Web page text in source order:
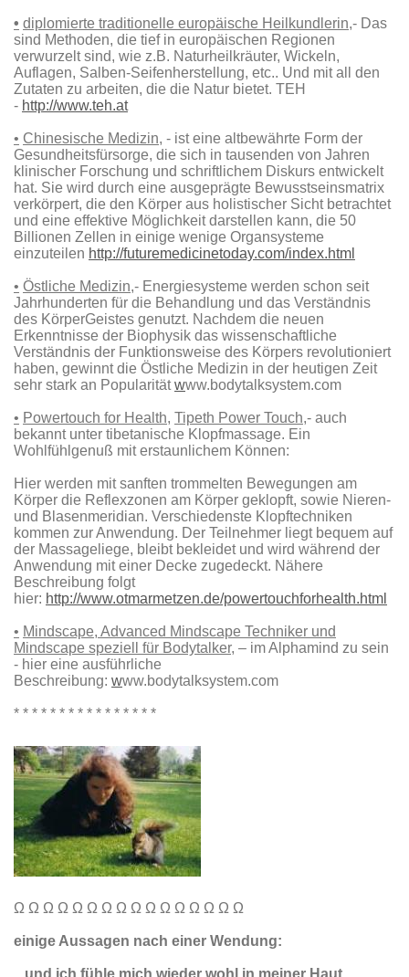
• diplomierte traditionelle europäische Heilkundlerin,- Das
sind Methoden, die tief in europäischen Regionen
verwurzelt sind, wie z.B. Naturheilkräuter, Wickeln,
Auflagen, Salben-Seifenherstellung, etc.. Und mit all den
Zutaten zu arbeiten, die die Natur bietet. TEH
- http://www.teh.at
• Chinesische Medizin, - ist eine altbewährte Form der
Gesundheitsfürsorge, die sich in tausenden von Jahren
klinischer Forschung und schriftlichem Diskurs entwickelt
hat. Sie wird durch eine ausgeprägte Bewusstseinsmatrix
verkörpert, die den Körper aus holistischer Sicht betrachtet
und eine effektive Möglichkeit darstellen kann, die 50
Billionen Zellen in einige wenige Organsysteme
einzuteilen http://futuremedicinetoday.com/index.html
• Östliche Medizin,- Energiesysteme werden schon seit
Jahrhunderten für die Behandlung und das Verständnis
des KörperGeistes genutzt. Nachdem die neuen
Erkenntnisse der Biophysik das wissenschaftliche
Verständnis der Funktionsweise des Körpers revolutioniert
haben, gewinnt die Östliche Medizin in der heutigen Zeit
sehr stark an Popularitätwww.bodytalksystem.com
• Powertouch for Health, Tipeth Power Touch,- auch
bekannt unter tibetanische Klopfmassage. Ein
Wohlfühlgenuß mit erstaunlichem Können:
Hier werden mit sanften trommelten Bewegungen am
Körper die Reflexzonen am Körper geklopft, sowie Nieren-
und Blasenmeridian. Verschiedenste Klopftechniken
kommen zur Anwendung. Der Teilnehmer liegt bequem auf
der Massageliege, bleibt bekleidet und wird während der
Anwendung mit einer Decke zugedeckt. Nähere
Beschreibung folgt
hier: http://www.otmarmetzen.de/powertouchforhealth.html
• Mindscape, Advanced Mindscape Techniker und
Mindscape speziell für Bodytalker, – im Alphamind zu sein
- hier eine ausführliche
Beschreibung: www.bodytalksystem.com
* * * * * * * * * * * * * * * *
Ω Ω Ω Ω Ω Ω Ω Ω Ω Ω Ω Ω Ω Ω Ω Ω
einige Aussagen nach einer Wendung: